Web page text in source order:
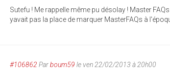
Sutefu ! Me rappelle même pu désolay ! Master
yavait pas la place de marquer MasterFAQs à
#106862 Parboum59 le ven 22/02/2013 à 20h00